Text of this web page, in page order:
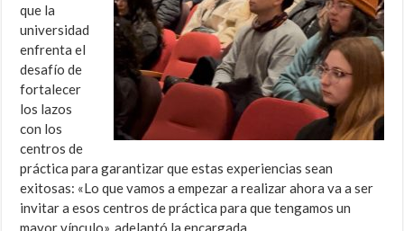
que la
universidad
enfrenta el
desafío de
fortalecer
los lazos
con los
centros de
práctica para garantizar que estas experiencias sean
exitosas: «Lo que vamos a empezar a realizar ahora va a ser
invitar a esos centros de práctica para que tengamos un